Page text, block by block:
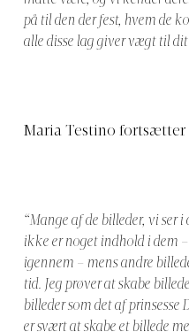
på til den der fest, hvem de
alle disse lag giver vægt til dit
Maria Testino fortsætter
“Mange af de billeder, vi ser
ikke er noget indhold i dem
igennem – mens andre
tid. Jeg prøver at skabe
billeder som det af prinsesse
er svært at skabe et billede